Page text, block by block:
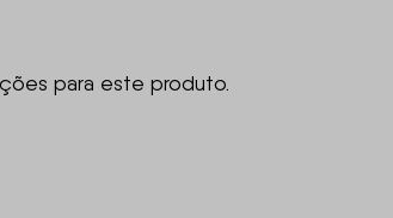
para este produto.